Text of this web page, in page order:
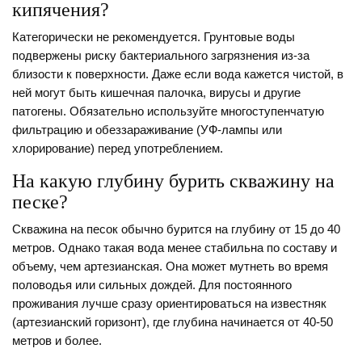
кипячения?
Категорически не рекомендуется. Грунтовые воды
подвержены риску бактериального загрязнения из-за
близости к поверхности. Даже если вода кажется чистой, в
ней могут быть кишечная палочка, вирусы и другие
патогены. Обязательно используйте многоступенчатую
фильтрацию и обеззараживание (УФ-лампы или
хлорирование) перед употреблением.
На какую глубину бурить скважину на
песке?
Скважина на песок обычно бурится на глубину от 15 до 40
метров. Однако такая вода менее стабильна по составу и
объему, чем артезианская. Она может мутнеть во время
половодья или сильных дождей. Для постоянного
проживания лучше сразу ориентироваться на известняк
(артезианский горизонт), где глубина начинается от 40-50
метров и более.